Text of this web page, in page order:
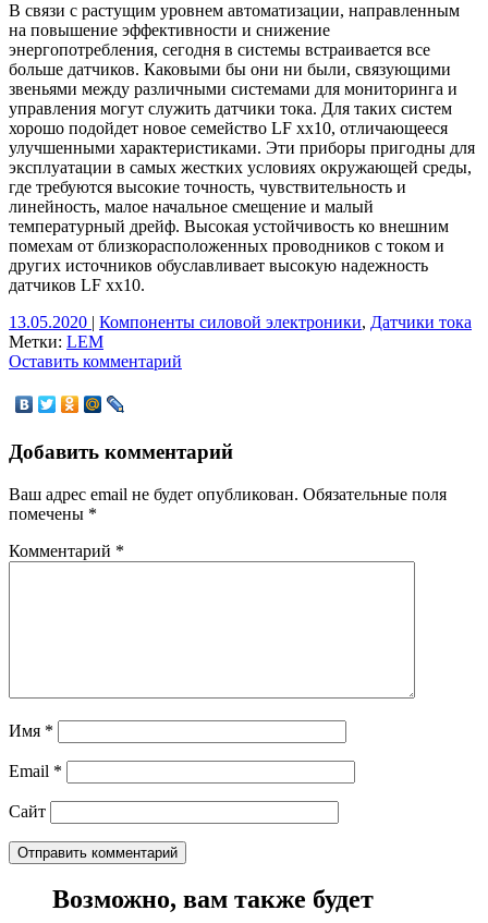
В связи с растущим уровнем автоматизации, направленным
на повышение эффективности и снижение
энергопотребления, сегодня в системы встраивается все
больше датчиков. Каковыми бы они ни были, связующими
звеньями между различными системами для мониторинга и
управления могут служить датчики тока. Для таких систем
хорошо подойдет новое семейство LF xx10, отличающееся
улучшенными характеристиками. Эти приборы пригодны для
эксплуатации в самых жестких условиях окружающей среды,
где требуются высокие точность, чувствительность и
линейность, малое начальное смещение и малый
температурный дрейф. Высокая устойчивость ко внешним
помехам от близкорасположенных проводников с током и
других источников обуславливает высокую надежность
датчиков LF xx10.
13.05.2020 | Компоненты силовой электроники, Датчики тока
Метки: LEM
Оставить комментарий
Добавить комментарий
Ваш адрес email не будет опубликован. Обязательные поля
помечены *
Комментарий *
Имя *
Email *
Сайт
Возможно, вам также будет